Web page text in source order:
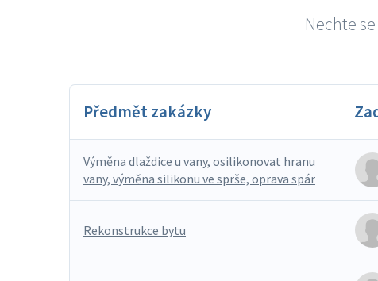
Nechte
Předmět zakázky
Výměna dlaždice u vany, osilikonovat hranu
vany, výměna silikonu ve sprše, oprava spár
Rekonstrukce bytu